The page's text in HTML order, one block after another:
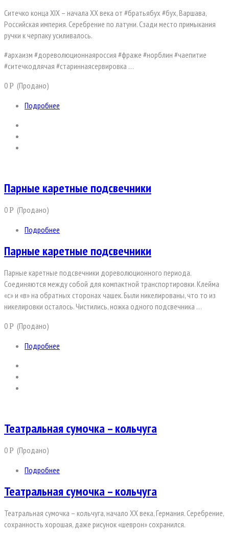
Ситечко конца XIX – начала ХХ века от #братьябух #бух, Варшава,
Российская империя. Серебрение по латуни. Сзади место примыкания
ручки к черпаку усиливалось.
#архаизм #дореволюционнаяроссия #фраже #норблин #чаепитие
#ситечкодлячая #стариннаясервировка …
0Р (Продано)
Подробнее
Парные каретные подсвечники
0Р (Продано)
Подробнее
Парные каретные подсвечники
Парные каретные подсвечники дореволюционного периода.
Соединяются между собой для компактной транспортировки. Клейма
«с» и «в» на обратных сторонах чашек. Были никелированы, что то из
никелировки осталось. Чистились, ножка одного подсвечника …
0Р (Продано)
Подробнее
Театральная сумочка – кольчуга
0Р (Продано)
Подробнее
Театральная сумочка – кольчуга
Театральная сумочка – кольчуга, начало ХХ века, Германия. Серебрение,
сохранность хорошая, даже рисунок «шеврон» сохранился.